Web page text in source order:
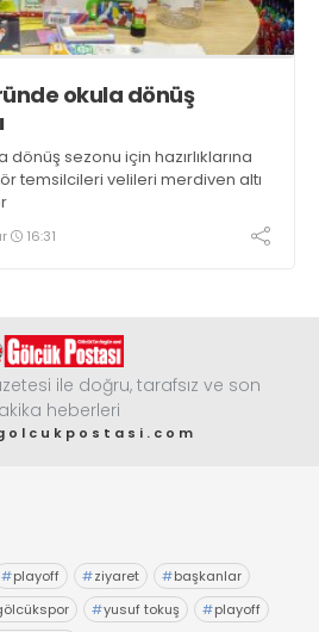
okula dönüş
dönüş sezonu için hazırlıklarına
temsilcileri velileri merdiven altı
16:31
ile doğru, tarafsız ve son
heberleri
#playoff #ziyaret #başkanlar
#yusuf tokuş #playoff